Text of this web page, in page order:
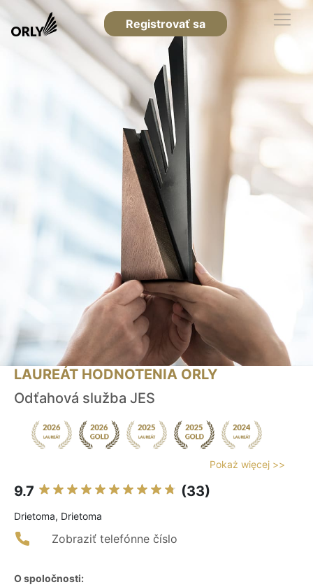
Registrovať sa
LAUREÁT HODNOTENIA ORLY
Odťahová služba JES
Pokaż więcej >>
9.7 (33)
Drietoma, Drietoma
Zobraziť telefónne číslo
O spoločnosti: